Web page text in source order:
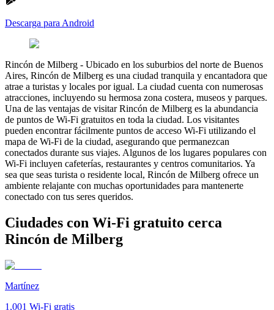
Descarga para Android
Rincón de Milberg - Ubicado en los suburbios del norte de Buenos
Aires, Rincón de Milberg es una ciudad tranquila y encantadora que
atrae a turistas y locales por igual. La ciudad cuenta con numerosas
atracciones, incluyendo su hermosa zona costera, museos y parques.
Una de las ventajas de visitar Rincón de Milberg es la abundancia
de puntos de Wi-Fi gratuitos en toda la ciudad. Los visitantes
pueden encontrar fácilmente puntos de acceso Wi-Fi utilizando el
mapa de Wi-Fi de la ciudad, asegurando que permanezcan
conectados durante sus viajes. Algunos de los lugares populares con
Wi-Fi incluyen cafeterías, restaurantes y centros comunitarios. Ya
sea que seas turista o residente local, Rincón de Milberg ofrece un
ambiente relajante con muchas oportunidades para mantenerte
conectado con tus seres queridos.
Ciudades con Wi-Fi gratuito cerca
Rincón de Milberg
Martínez
1,001 Wi-Fi gratis